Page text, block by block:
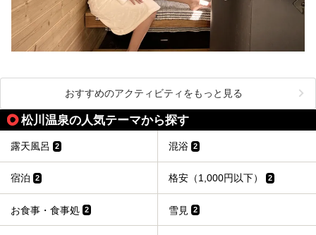
おすすめのアクティビティをもっと見る
松川温泉の人気テーマから探す
露天風呂 2 混浴 2
宿泊 2 格安（1,000円以下） 2
お食事・食事処 2 雪見 2